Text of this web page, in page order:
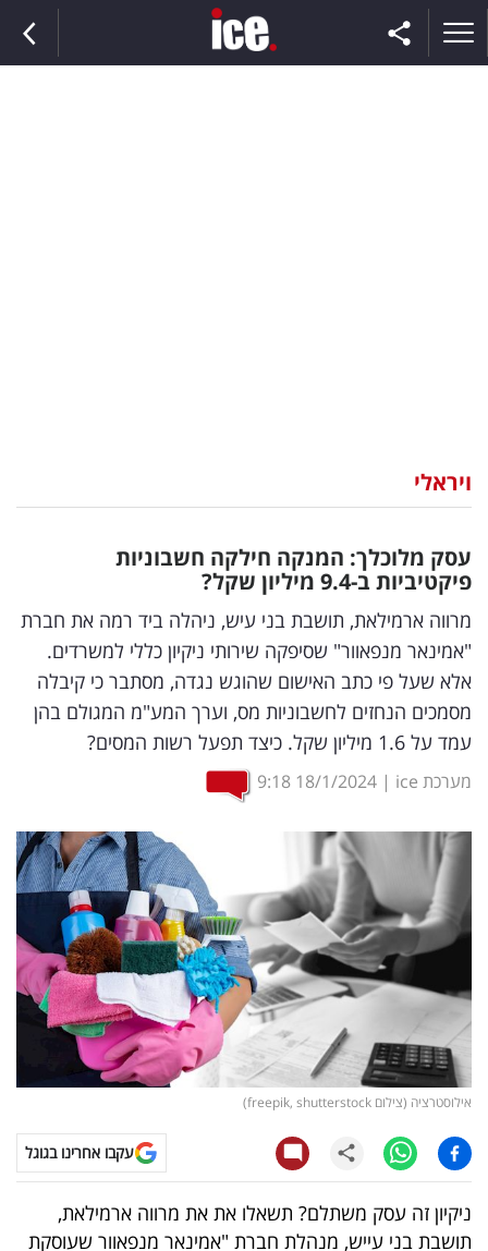
וצרכנות
דיגיטל
וטק
שיווק
ופרסום
משפט
ומחקרים
דעות
רכילות
עסקית
קריפטו
ויראלי
עסקי
ספורט
ויראלי
עסק מלוכלך: המנקה חילקה חשבוניות
פיקטיביות ב-9.4 מיליון שקל?
מרווה ארמילאת, תושבת בני עיש, ניהלה ביד רמה את חברת
"אמינאר מנפאוור" שסיפקה שירותי ניקיון כללי למשרדים.
אלא שעל פי כתב האישום שהוגש נגדה, מסתבר כי קיבלה
מסמכים הנחזים לחשבוניות מס, וערך המע"מ המגולם בהן
עמד על 1.6 מיליון שקל. כיצד תפעל רשות המסים?
מערכת ice |
18/1/2024
9:18
אילוסטרציה (צילום freepik, shutterstock)
עקבו אחרינו בגוגל
ניקיון זה עסק משתלם? תשאלו את את מרווה ארמילאת,
תושבת בני עייש, מנהלת חברת "אמינאר מנפאוור שעוסקת